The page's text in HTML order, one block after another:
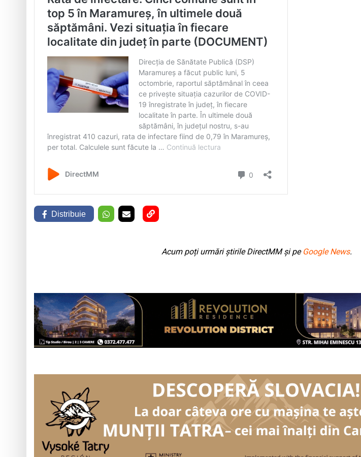
Distribuie
Acum poți urmări știrile DirectMM și pe Google News.